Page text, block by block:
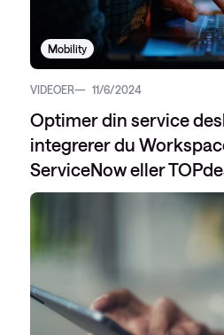
Mobility
VIDEOER 11/6/2024
Optimer din service
integrerer du
ServiceNow eller